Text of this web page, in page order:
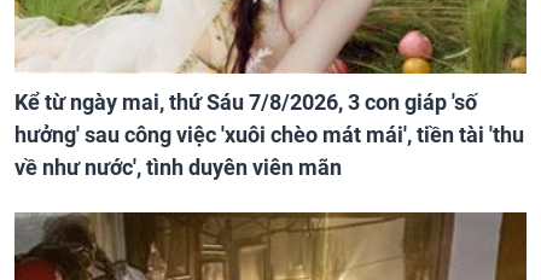
Kể từ ngày mai, thứ Sáu 7/8/2026, 3 con giáp 'số
hưởng' sau công việc 'xuôi chèo mát mái', tiền tài 'thu
về như nước', tình duyên viên mãn